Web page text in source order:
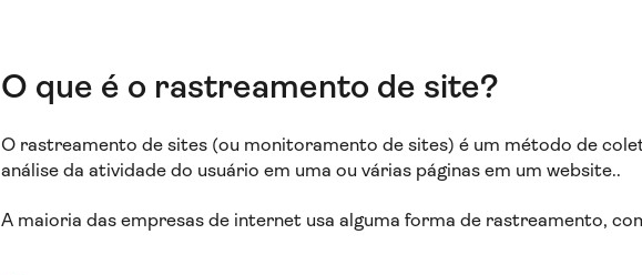
O que é o rastreamento de site?
O rastreamento de sites (ou monitoramento de sites) é um método de
análise da atividade do usuário em uma ou várias páginas em um website..
A maioria das empresas de internet usa alguma forma de rastreamento,